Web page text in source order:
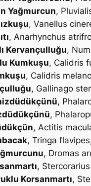
Yağmurcun,
, Vanellus
, Anarhynchus
Kervançulluğu,
Kumkuşu, Calidris
, Calidris
, Gallinago
,
,
, Actitis
, Tringa flavipes
, Dromas
,
Korsanmartı,